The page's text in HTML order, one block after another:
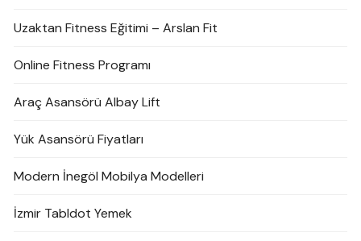
Uzaktan Fitness Eğitimi – Arslan Fit
Online Fitness Programı
Araç Asansörü Albay Lift
Yük Asansörü Fiyatları
Modern İnegöl Mobilya Modelleri
İzmir Tabldot Yemek